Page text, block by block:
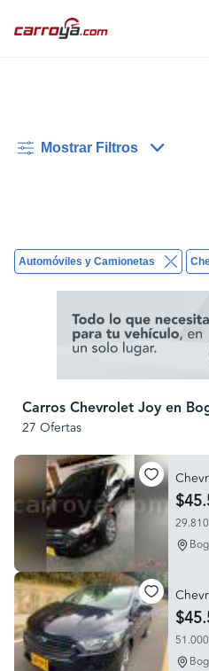
Mostrar Filtros
Automóviles y Camionetas
Carros Chevrolet Joy en
27 Ofertas